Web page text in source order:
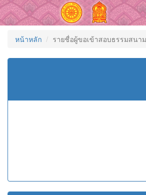
หน้าหลัก รายชื่อผู้ขอเข้าสอบธรรมสน